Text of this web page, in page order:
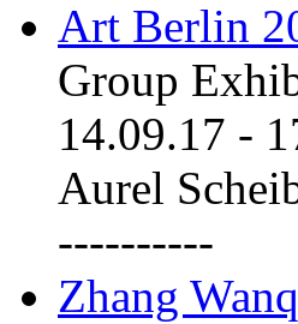
Art Berlin
Group
14.09.17 -
Aurel
----------
Zhang